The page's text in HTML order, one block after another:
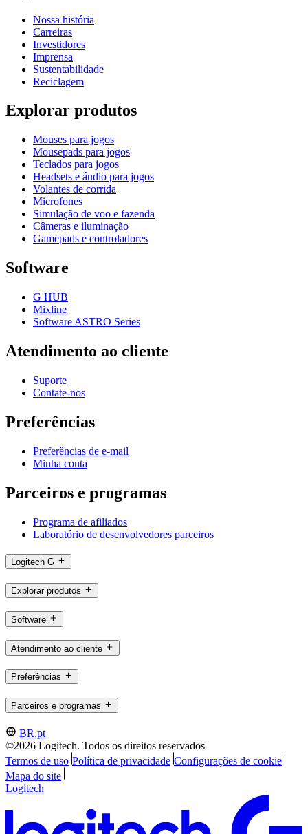
Nossa história
Carreiras
Investidores
Imprensa
Sustentabilidade
Reciclagem
Explorar produtos
Mouses para jogos
Mousepads para jogos
Teclados para jogos
Headsets e áudio para jogos
Volantes de corrida
Microfones
Simulação de voo e fazenda
Câmeras e iluminação
Gamepads e controladores
Software
G HUB
Mixline
Software ASTRO Series
Atendimento ao cliente
Suporte
Contate-nos
Preferências
Preferências de e-mail
Minha conta
Parceiros e programas
Programa de afiliados
Laboratório de desenvolvedores parceiros
Logitech G
Explorar produtos
Software
Atendimento ao cliente
Preferências
Parceiros e programas
BR,pt
©2026 Logitech. Todos os direitos reservados
Termos de uso Política de privacidade Configurações de cookie
Mapa do site
Logitech